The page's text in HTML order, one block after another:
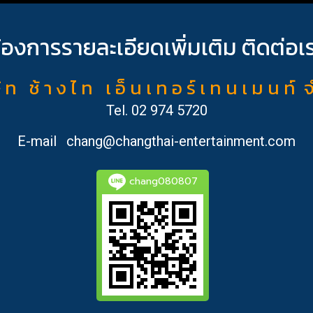
งการรายละเอียดเพิ่มเติม ติดต่อเ
ท ช้ า ง ไ ท เ อ็ น เ ท อ ร์ เ ท น เ ม น ท์
Tel. 02 974 5720
E-mail
chang@changthai-entertainment.com
chang080807